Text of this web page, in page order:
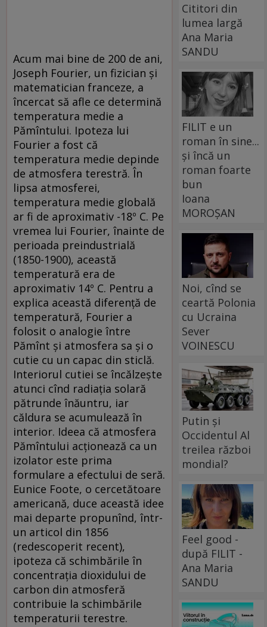
Acum mai bine de 200 de ani,
Joseph Fourier, un fizician și
matematician franceze, a
încercat să afle ce determină
temperatura medie a
Pămîntului. Ipoteza lui
Fourier a fost că
temperatura medie depinde
de atmosfera terestră. În
lipsa atmosferei,
temperatura medie globală
ar fi de aproximativ -18º C. Pe
vremea lui Fourier, înainte de
perioada preindustrială
(1850-1900), această
temperatură era de
aproximativ 14º C. Pentru a
explica această diferență de
temperatură, Fourier a
folosit o analogie între
Pămînt și atmosfera sa și o
cutie cu un capac din sticlă.
Interiorul cutiei se încălzește
atunci cînd radiația solară
pătrunde înăuntru, iar
căldura se acumulează în
interior. Ideea că atmosfera
Pămîntului acționează ca un
izolator este prima
formulare a efectului de seră.
Eunice Foote, o cercetătoare
americană, duce această idee
mai departe propunînd, într-
un articol din 1856
(redescoperit recent),
ipoteza că schimbările în
concentrația dioxidului de
carbon din atmosferă
contribuie la schimbările
temperaturii terestre.
Cititori din
lumea largă
Ana Maria
SANDU
FILIT e un
roman în sine...
și încă un
roman foarte
bun
Ioana
MOROȘAN
Noi, cînd se
ceartă Polonia
cu Ucraina
Sever
VOINESCU
Putin și
Occidentul Al
treilea război
mondial?
Feel good -
după FILIT -
Ana Maria
SANDU